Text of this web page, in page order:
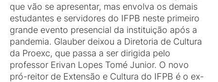
que vão se apresentar, mas envolva os demais
estudantes e servidores do IFPB neste primeiro
grande evento presencial da instituição após a
pandemia. Glauber deixou a Diretoria de Cultura
da Proexc, que passa a ser dirigida pelo
professor Erivan Lopes Tomé Junior. O novo
pró-reitor de Extensão e Cultura do IFPB é o ex-